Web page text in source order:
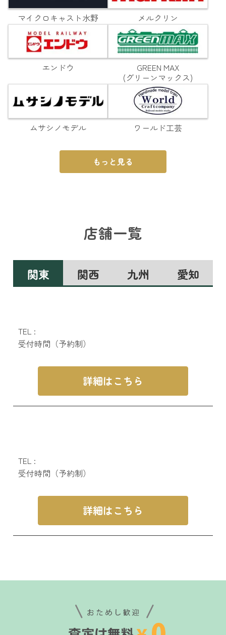
マイクロキャスト水野 メルクリン
エンドウ
GREEN MAX
(グリーンマックス)
ムサシノモデル ワールド工芸
もっと見る
店舗一覧
関東 関西 九州 愛知
TEL :
受付時間（予約制）
詳細はこちら
TEL :
受付時間（予約制）
詳細はこちら